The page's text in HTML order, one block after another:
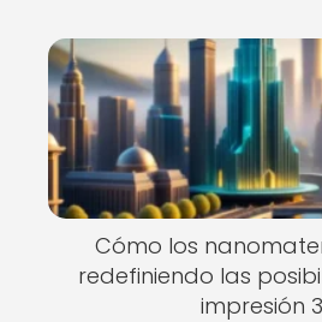
Cómo los
redefiniendo las
impresión